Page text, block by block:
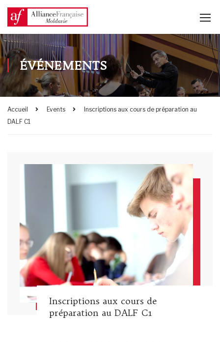
ÉVÉNEMENTS
Accueil Events
Inscriptions aux cours de préparation au
DALF C1
Inscriptions aux cours de
préparation au DALF C1